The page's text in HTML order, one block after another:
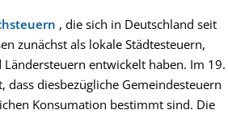
, die sich in Deutschland seit
zunächst als lokale Städtesteuern,
entwickelt haben. Im 19.
dass diesbezügliche Gemeindesteuern
Konsumation bestimmt sind. Die